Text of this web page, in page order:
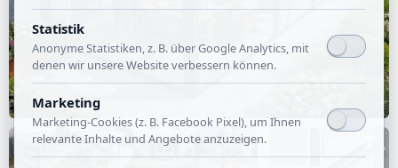
Statistik
Anonyme Statistiken, z. B. über Google Analytics, mit
denen wir unsere Website verbessern können.
Marketing
Marketing-Cookies (z. B. Facebook Pixel), um Ihnen
relevante Inhalte und Angebote anzuzeigen.